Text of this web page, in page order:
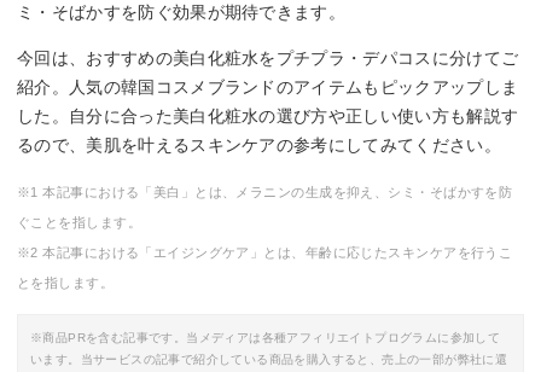
ミ・そばかすを防ぐ効果が期待できます。
今回は、おすすめの美白化粧水をプチプラ・デパコスに分けてご
紹介。人気の韓国コスメブランドのアイテムもピックアップしま
した。自分に合った美白化粧水の選び方や正しい使い方も解説す
るので、美肌を叶えるスキンケアの参考にしてみてください。
※1 本記事における「美白」とは、メラニンの生成を抑え、シミ・そばかすを防
ぐことを指します。
※2 本記事における「エイジングケア」とは、年齢に応じたスキンケアを行うこ
とを指します。
※商品PRを含む記事です。当メディアは各種アフィリエイトプログラムに参加して
います。当サービスの記事で紹介している商品を購入すると、売上の一部が弊社に還